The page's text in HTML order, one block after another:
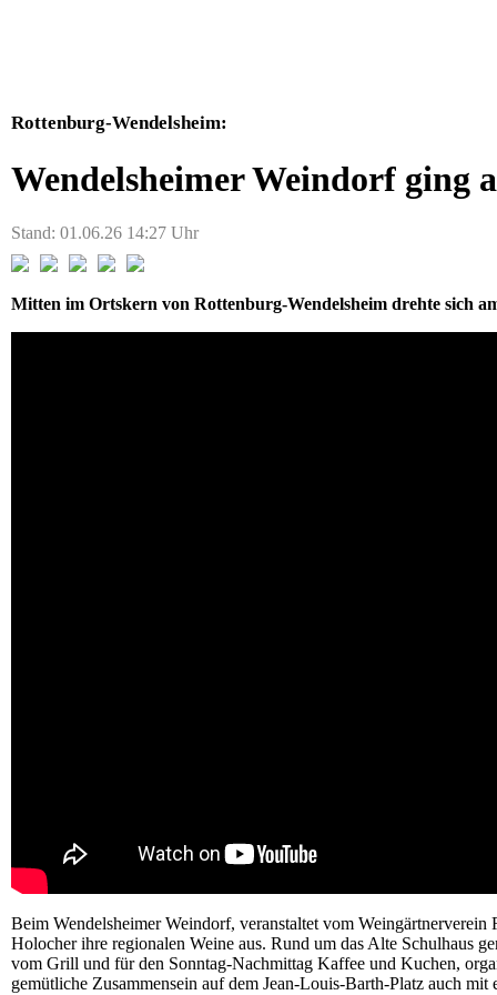
Rottenburg-Wendelsheim:
Wendelsheimer Weindorf ging
Stand: 01.06.26 14:27 Uhr
Mitten im Ortskern von Rottenburg-Wendelsheim drehte sich
Beim Wendelsheimer Weindorf, veranstaltet vom
Holocher ihre regionalen Weine aus. Rund um das Alte Schulhaus
vom Grill und für den Sonntag-Nachmittag Kaffee und Kuchen,
gemütliche Zusammensein auf dem Jean-Louis-Barth-Platz auch